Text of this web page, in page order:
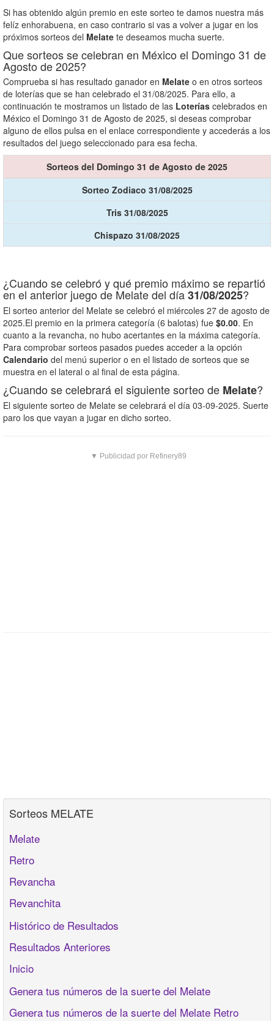
Si has obtenido algún premio en este sorteo te damos nuestra más
felíz enhorabuena, en caso contrario si vas a volver a jugar en los
próximos sorteos del Melate te deseamos mucha suerte.
Que sorteos se celebran en México el Domingo 31 de
Agosto de 2025?
Comprueba si has resultado ganador en Melate o en otros sorteos
de loterías que se han celebrado el 31/08/2025. Para ello, a
continuación te mostramos un listado de las Loterías celebrados en
México el Domingo 31 de Agosto de 2025, si deseas comprobar
alguno de ellos pulsa en el enlace correspondiente y accederás a los
resultados del juego seleccionado para esa fecha.
Sorteos del Domingo 31 de Agosto de 2025
Sorteo Zodiaco 31/08/2025
Tris 31/08/2025
Chispazo 31/08/2025
¿Cuando se celebró y qué premio máximo se repartió
en el anterior juego de Melate del día31/08/2025?
El sorteo anterior del Melate se celebró el miércoles 27 de agosto de
2025.El premio en la primera categoría (6 balotas) fue $0.00. En
cuanto a la revancha, no hubo acertantes en la máxima categoría.
Para comprobar sorteos pasados puedes acceder a la opción
Calendario del menú superior o en el listado de sorteos que se
muestra en el lateral o al final de esta página.
¿Cuando se celebrará el siguiente sorteo de Melate?
El siguiente sorteo de Melate se celebrará el día 03-09-2025. Suerte
paro los que vayan a jugar en dicho sorteo.
▼ Publicidad por Refinery89
Sorteos MELATE
Melate
Retro
Revancha
Revanchita
Histórico de Resultados
Resultados Anteriores
Inicio
Genera tus números de la suerte del Melate
Genera tus números de la suerte del Melate Retro